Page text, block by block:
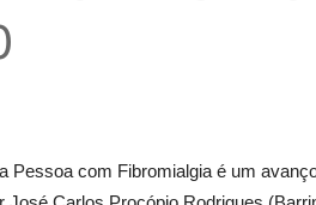
Pessoa com Fibromialgia é um